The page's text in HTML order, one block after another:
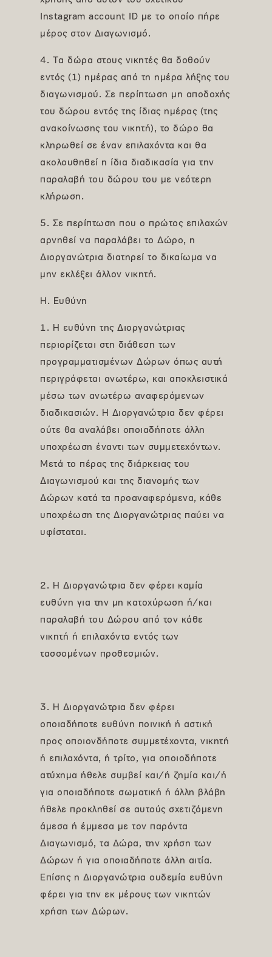
Instagram account ID με το οποίο πήρε
μέρος στον Διαγωνισμό.
4. Τα δώρα στους νικητές θα δοθούν
εντός (1) ημέρας από τη ημέρα λήξης του
διαγωνισμού. Σε περίπτωση μη αποδοχής
του δώρου εντός της ίδιας ημέρας (της
ανακοίνωσης του νικητή), το δώρο θα
κληρωθεί σε έναν επιλαχόντα και θα
ακολουθηθεί η ίδια διαδικασία για την
παραλαβή του δώρου του με νεότερη
κλήρωση.
5. Σε περίπτωση που ο πρώτος επιλαχών
αρνηθεί να παραλάβει το Δώρο, η
Διοργανώτρια διατηρεί το δικαίωμα να
μην εκλέξει άλλον νικητή.
Η. Ευθύνη
1. Η ευθύνη της Διοργανώτριας
περιορίζεται στη διάθεση των
προγραμματισμένων Δώρων όπως αυτή
περιγράφεται ανωτέρω, και αποκλειστικά
μέσω των ανωτέρω αναφερόμενων
διαδικασιών. Η Διοργανώτρια δεν φέρει
ούτε θα αναλάβει οποιαδήποτε άλλη
υποχρέωση έναντι των συμμετεχόντων.
Μετά το πέρας της διάρκειας του
Διαγωνισμού και της διανομής των
Δώρων κατά τα προαναφερόμενα, κάθε
υποχρέωση της Διοργανώτριας παύει να
υφίσταται.
2. Η Διοργανώτρια δεν φέρει καμία
ευθύνη για την μη κατοχύρωση ή/και
παραλαβή του Δώρου από τον κάθε
νικητή ή επιλαχόντα εντός των
τασσομένων προθεσμιών.
3. Η Διοργανώτρια δεν φέρει
οποιαδήποτε ευθύνη ποινική ή αστική
προς οποιονδήποτε συμμετέχοντα, νικητή
ή επιλαχόντα, ή τρίτο, για οποιοδήποτε
ατύχημα ήθελε συμβεί και/ή ζημία και/ή
για οποιαδήποτε σωματική ή άλλη βλάβη
ήθελε προκληθεί σε αυτούς σχετιζόμενη
άμεσα ή έμμεσα με τον παρόντα
Διαγωνισμό, τα Δώρα, την χρήση των
Δώρων ή για οποιαδήποτε άλλη αιτία.
Επίσης η Διοργανώτρια ουδεμία ευθύνη
φέρει για την εκ μέρους των νικητών
χρήση των Δώρων.